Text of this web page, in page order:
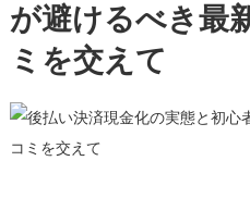
態
者
が避けるべき最
ミを交えて